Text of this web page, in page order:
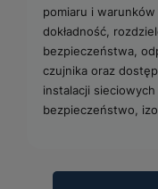
pomiaru i
dokładność,
bezpieczeństwa,
czujnika oraz
instalacji
bezpieczeństwo,